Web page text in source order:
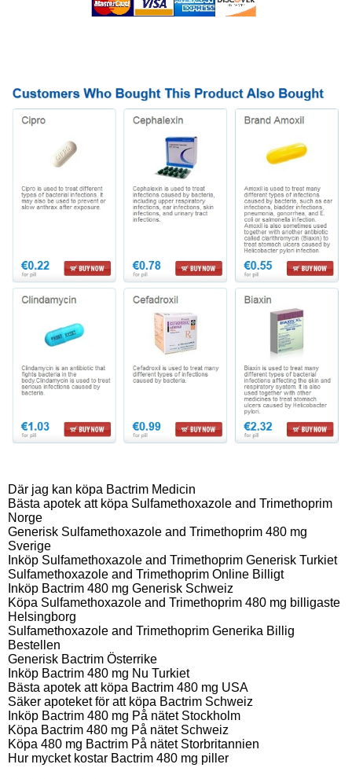
Där jag kan köpa Bactrim Medicin
Bästa apotek att köpa Sulfamethoxazole and Trimethoprim
Norge
Generisk Sulfamethoxazole and Trimethoprim 480 mg
Sverige
Inköp Sulfamethoxazole and Trimethoprim Generisk Turkiet
Sulfamethoxazole and Trimethoprim Online Billigt
Inköp Bactrim 480 mg Generisk Schweiz
Köpa Sulfamethoxazole and Trimethoprim 480 mg billigaste
Helsingborg
Sulfamethoxazole and Trimethoprim Generika Billig
Bestellen
Generisk Bactrim Österrike
Inköp Bactrim 480 mg Nu Turkiet
Bästa apotek att köpa Bactrim 480 mg USA
Säker apoteket för att köpa Bactrim Schweiz
Inköp Bactrim 480 mg På nätet Stockholm
Köpa Bactrim 480 mg På nätet Schweiz
Köpa 480 mg Bactrim På nätet Storbritannien
Hur mycket kostar Bactrim 480 mg piller